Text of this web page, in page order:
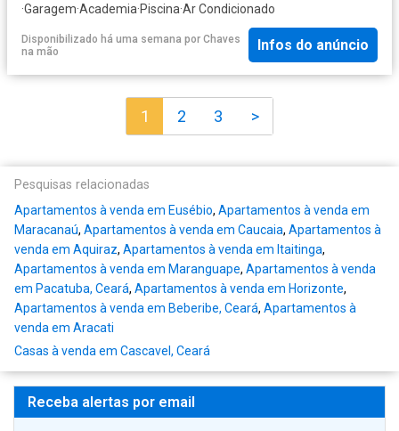
·Garagem·Academia·Piscina·Ar Condicionado
Disponibilizado há uma semana por Chaves
na mão
Infos do anúncio
1 2 3 >
Pesquisas relacionadas
Apartamentos à venda em Eusébio, Apartamentos à venda em
Maracanaú, Apartamentos à venda em Caucaia, Apartamentos à
venda em Aquiraz, Apartamentos à venda em Itaitinga,
Apartamentos à venda em Maranguape, Apartamentos à venda
em Pacatuba, Ceará, Apartamentos à venda em Horizonte,
Apartamentos à venda em Beberibe, Ceará, Apartamentos à
venda em Aracati
Casas à venda em Cascavel, Ceará
Receba alertas por email